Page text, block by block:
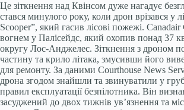
Це зіткнення над Квінсом дуже нагадує
стався минулого року, коли дрон врізався у
Scooper”, який гасив лісові пожежі.
вогнем у Палісейдс, який охопив понад 37
округу Лос-Анджелес. Зіткнення з дроном
частину та крило літака, змусивши його
для ремонту. За даними Courthouse News
дрона згодом знайшли та звинуватили у
правил експлуатації безпілотника. Він
засуджений до двох тижнів ув’язнення та